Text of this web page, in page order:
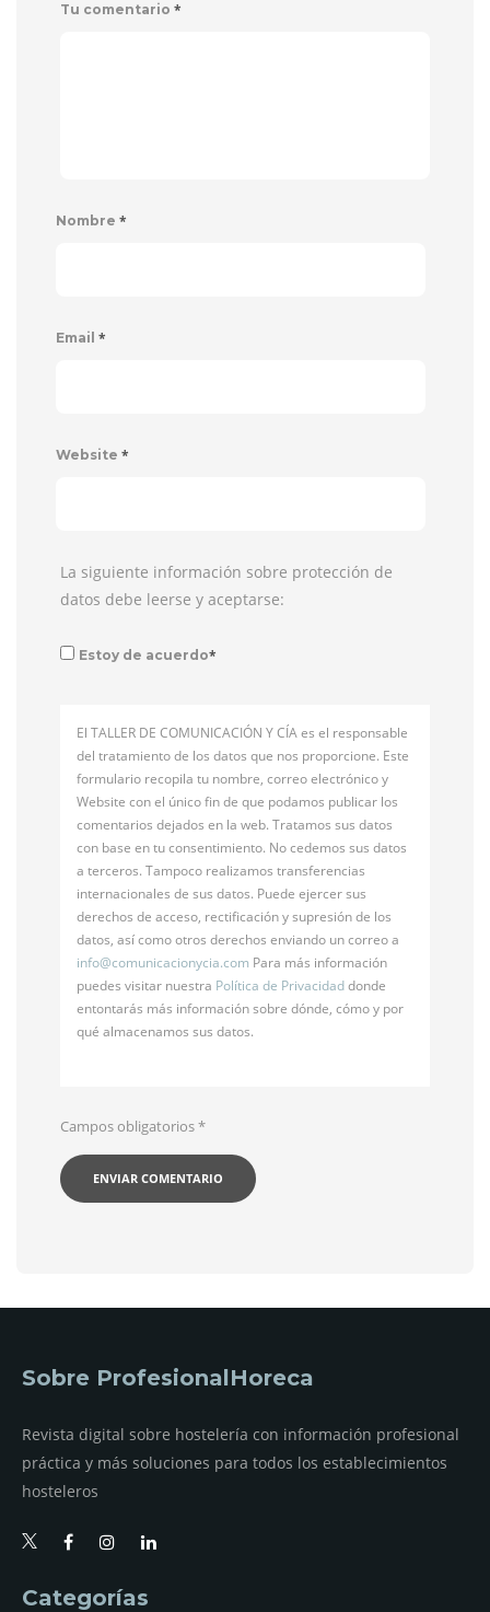
Tu comentario *
Nombre *
Email *
Website *
La siguiente información sobre protección de
datos debe leerse y aceptarse:
Estoy de acuerdo*
El TALLER DE COMUNICACIÓN Y CÍA es el responsable
del tratamiento de los datos que nos proporcione. Este
formulario recopila tu nombre, correo electrónico y
Website con el único fin de que podamos publicar los
comentarios dejados en la web. Tratamos sus datos
con base en tu consentimiento. No cedemos sus datos
a terceros. Tampoco realizamos transferencias
internacionales de sus datos. Puede ejercer sus
derechos de acceso, rectificación y supresión de los
datos, así como otros derechos enviando un correo a
info@comunicacionycia.com Para más información
puedes visitar nuestra Política de Privacidaddonde
entontarás más información sobre dónde, cómo y por
qué almacenamos sus datos.
Campos obligatorios*
Sobre ProfesionalHoreca
Revista digital sobre hostelería con información profesional
práctica y más soluciones para todos los establecimientos
hosteleros
Categorías